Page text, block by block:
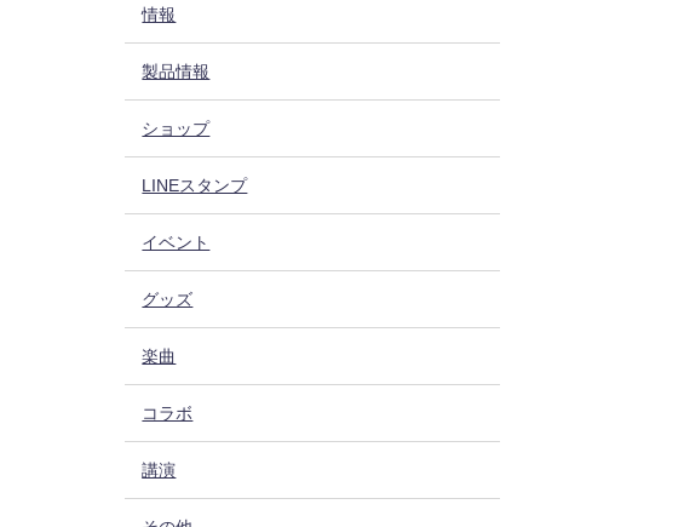
情報
製品情報
ショップ
LINEスタンプ
イベント
グッズ
楽曲
コラボ
講演